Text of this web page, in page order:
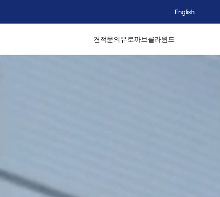
English
견적문의유로까브클라윈드